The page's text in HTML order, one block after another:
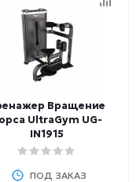
Вращение
UltraGym UG-
IN1915
ПОД ЗАКАЗ